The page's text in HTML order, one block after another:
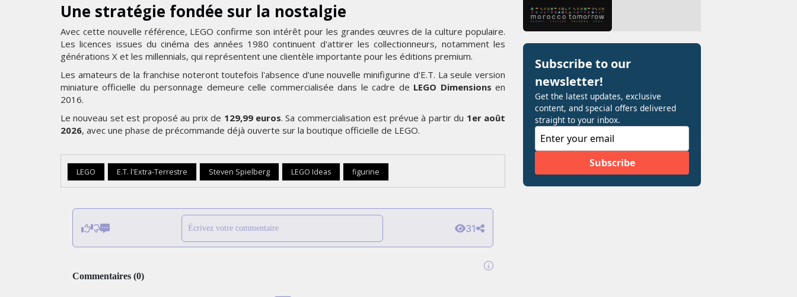
Une stratégie fondée sur la nostalgie
Avec cette nouvelle référence, LEGO confirme son intérêt pour les grandes œuvres de la culture populaire.
Les licences issues du cinéma des années 1980 continuent d'attirer les collectionneurs, notamment les
générations X et les millennials, qui représentent une clientèle importante pour les éditions premium.
Les amateurs de la franchise noteront toutefois l'absence d'une nouvelle minifigurine d'E.T. La seule version
miniature officielle du personnage demeure celle commercialisée dans le cadre de LEGO Dimensions en
2016.
Le nouveau set est proposé au prix de 129,99 euros. Sa commercialisation est prévue à partir du 1er août
2026, avec une phase de précommande déjà ouverte sur la boutique officielle de LEGO.
LEGO E.T. l'Extra-Terrestre Steven Spielberg LEGO Ideas figurine
Écrivez votre commentaire 31
Commentaires (0)